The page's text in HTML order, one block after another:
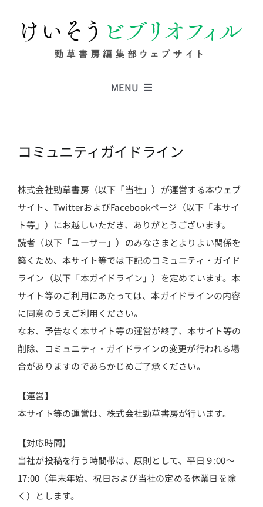
content
MENU
News
コミュニティガイドライン
株式会社勁草書房（以下「当社」）が運営する本ウェブ
サイト、TwitterおよびFacebookページ（以下「本サイ
ト等」）にお越しいただき、ありがとうございます。
読者（以下「ユーザー」）のみなさまとよりよい関係を
築くため、本サイト等では下記のコミュニティ・ガイド
ライン（以下「本ガイドライン」）を定めています。本
サイト等のご利用にあたっては、本ガイドラインの内容
に同意のうえご利用ください。
なお、予告なく本サイト等の運営が終了、本サイト等の
削除、コミュニティ・ガイドラインの変更が行われる場
合がありますのであらかじめご了承ください。
【運営】
本サイト等の運営は、株式会社勁草書房が行います。
【対応時間】
当社が投稿を行う時間帯は、原則として、平日９:00～
17:00（年末年始、祝日および当社の定める休業日を除
く）とします。